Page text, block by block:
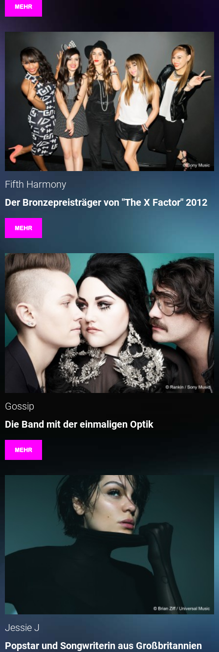
MEHR
Fifth Harmony
Der Bronzepreisträger von "The X Factor" 2012
MEHR
Gossip
Die Band mit der einmaligen Optik
MEHR
Jessie J
Popstar und Songwriterin aus Großbritannien